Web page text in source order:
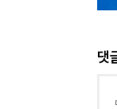
댓